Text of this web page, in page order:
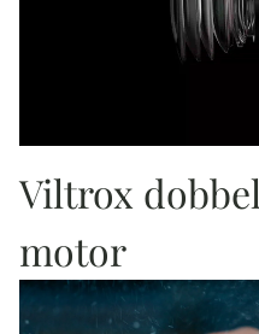
Viltrox
motor